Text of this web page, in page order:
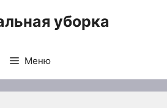
уборка
Меню